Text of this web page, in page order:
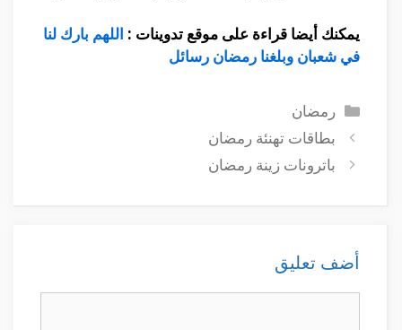
يمكنك أيضا قراءة على موقع تدوينات : اللهم بارك لنا
في شعبان وبلغنا رمضان رسائل
التصنيفات
رمضان
بطاقات تهنئة رمضان
باترونات زينة رمضان
أضف تعليق